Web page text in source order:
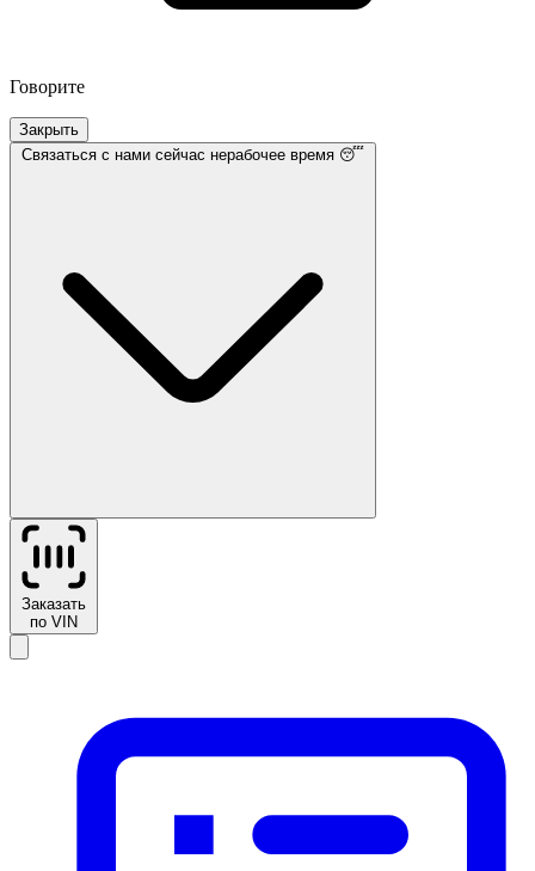
Говорите
Закрыть
Связаться с нами сейчас нерабочее время 😴
Заказать
по VIN